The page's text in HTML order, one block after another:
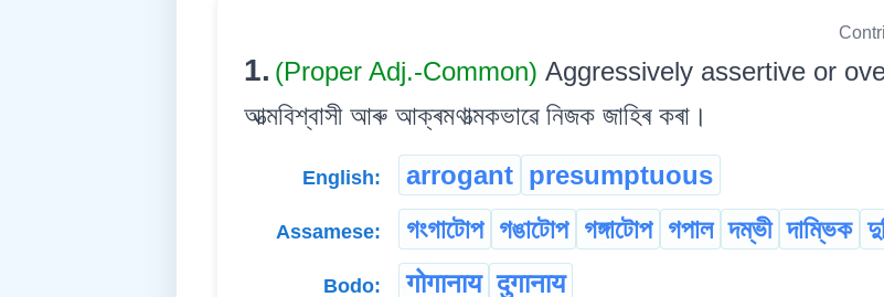
1. (Proper Adj.-Common) Aggressively assertive or
আত্মবিশ্বাসী আৰু আক্ৰমণাত্মকভাৱে নিজক জাহিৰ কৰা।
English: arrogant presumptuous
Assamese: গংগাটোপ গঙাটোপ গঙ্গাটোপ গপাল দম্ভী দাম্ভিক
Bodo: गोगानाय दुगानाय